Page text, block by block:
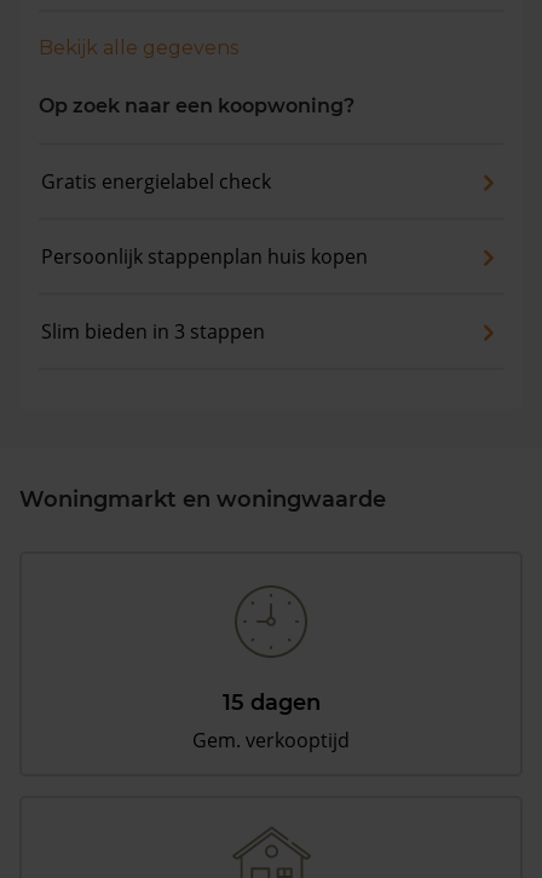
Bekijk alle gegevens
Op zoek naar een koopwoning?
Gratis energielabel check
Persoonlijk stappenplan huis kopen
Slim bieden in 3 stappen
Woningmarkt en woningwaarde
15 dagen
Gem. verkooptijd